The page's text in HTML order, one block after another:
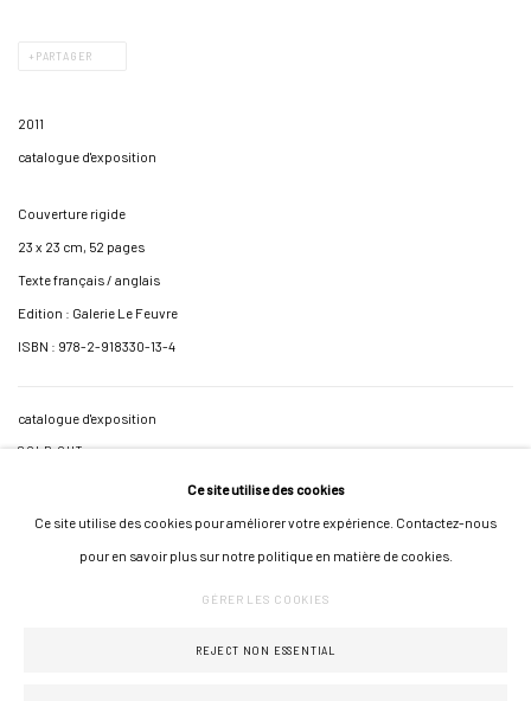
PARTAGER
2011
catalogue d'exposition
Couverture rigide
23 x 23 cm, 52 pages
Texte français / anglais
Edition : Galerie Le Feuvre
ISBN : 978-2-918330-13-4
catalogue d'exposition
SOLD OUT
Ce site utilise des cookies
Ce site utilise des cookies pour améliorer votre expérience. Contactez-nous
pour en savoir plus sur notre politique en matière de cookies.
GÉRER LES COOKIES
REJECT NON ESSENTIAL